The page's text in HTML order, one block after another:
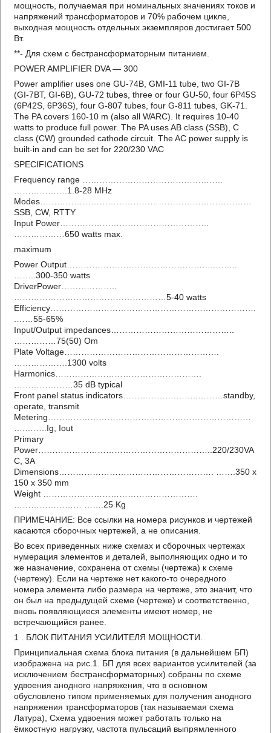
мощность, получаемая при номинальных значениях токов и
напряжений трансформаторов и 70% рабочем цикле,
выходная мощность отдельных экземпляров достигает 500
Вт.
**- Для схем с бестрансформаторным питанием.
POWER AMPLIFIER DVA — 300
Power amplifier uses one GU-74B, GMI-11 tube, two GI-7B
(GI-7BT, GI-6B), GU-72 tubes, three or four GU-50, four 6P45S
(6P42S, 6P36S), four G-807 tubes, four G-811 tubes, GK-71.
The PA covers 160-10 m (also all WARC). It requires 10-40
watts to produce full power. The PA uses AB class (SSB), C
class (CW) grounded cathode circuit. The AC power supply is
built-in and can be set for 220/230 VAC
SPECIFICATIONS
Frequency range …………………………………………..
……………….1.8-28 MHz
Modes…………………………………………………………………
SSB, CW, RTTY
Input Power……………………………………………..
………………650 watts max.
maximum
Power Output……………………………………………..……..
……..300-350 watts
DriverPower………………..
………………………………………………5-40 watts
Efficiency……………………………………………………………….
.……55-65%
Input/Output impedances……………………………………..
……………75(50) Om
Plate Voltage……………………………………………….
……………….1300 volts
Harmonics…………………………………………….
…………………35 dB typical
Front panel status indicators……………….……..………standby,
operate, transmit
Metering………………………………………………………………
….……..Ig, Iout
Primary
Power……………………………………………………..220/230VA
C, 3A
Dimensions………………………………………………. …….350 x
150 x 350 mm
Weight ……………………………………………….
…………………… …….25 Kg
ПРИМЕЧАНИЕ: Все ссылки на номера рисунков и чертежей
касаются сборочных чертежей, а не описания.
Во всех приведенных ниже схемах и сборочных чертежах
нумерация элементов и деталей, выполняющих одно и то
же назначение, сохранена от схемы (чертежа) к схеме
(чертежу). Если на чертеже нет какого-то очередного
номера элемента либо размера на чертеже, это значит, что
он был на предыдущей схеме (чертеже) и соответственно,
вновь появляющиеся элементы имеют номер, не
встречающийся ранее.
1 . БЛОК ПИТАНИЯ УСИЛИТЕЛЯ МОЩНОСТИ.
Принципиальная схема блока питания (в дальнейшем БП)
изображена на рис.1. БП для всех вариантов усилителей (за
исключением бестрансформаторных) собраны по схеме
удвоения анодного напряжения, что в основном
обусловлено типом применяемых для получения анодного
напряжения трансформаторов (так называемая схема
Латура), Схема удвоения может работать только на
ёмкостную нагрузку, частота пульсаций выпрямленного